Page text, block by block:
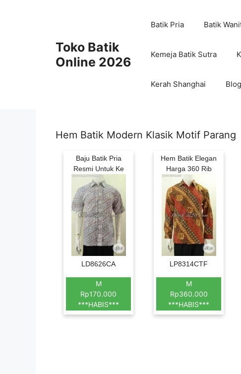
Toko Batik
Online 2026
Batik Pria Batik
Kemeja Batik Sutra
Kerah Shanghai Blog
Hem Batik Modern Klasik Motif Parang
Baju Batik Pria
Resmi Untuk Ke
LD8626CA
M
Rp170.000
***HABIS***
Hem Batik Elegan
Harga 360 Rib
LP8314CTF
M
Rp360.000
***HABIS***